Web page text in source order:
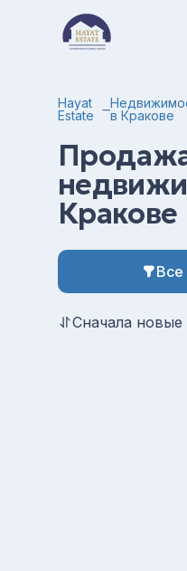
Hayat
Estate
в Кракове
Кракове
Все
Сначала новые